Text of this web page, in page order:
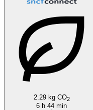
2.29 kg CO2
6 h 44 min